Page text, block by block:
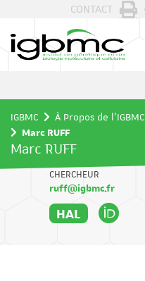
CONTACT
IGBMC À Propos de l'IGBMC
Marc RUFF
Marc RUFF
CHERCHEUR
ruff@igbmc.fr
HAL
Panneau de gestion des cookies